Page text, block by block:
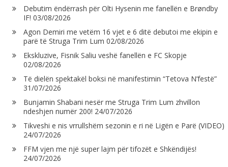
Debutim ëndërrash për Olti Hysenin me fanellën e Brøndby
IF! 03/08/2026
Agon Demiri me vetëm 16 vjet e 6 ditë debutoi me ekipin e
parë të Struga Trim Lum 02/08/2026
Ekskluzive, Fisnik Saliu veshë fanellën e FC Skopje
02/08/2026
Të dielën spektakël boksi në manifestimin “Tetova N’festë”
31/07/2026
Bunjamin Shabani nesër me Struga Trim Lum zhvillon
ndeshjen numër 200! 24/07/2026
Tikveshi e nis vrrullshëm sezonin e ri në Ligën e Parë (VIDEO)
24/07/2026
FFM vjen me një super lajm për tifozët e Shkëndijës!
24/07/2026